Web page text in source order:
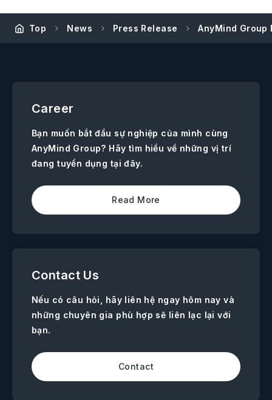
Top News Press Release AnyMind Group
Career
Bạn muốn bắt đầu sự nghiệp của mình cùng
AnyMind Group? Hãy tìm hiểu về những vị trí
đang tuyển dụng tại đây.
Read More
Contact Us
Nếu có câu hỏi, hãy liên hệ ngay hôm nay và
những chuyên gia phù hợp sẽ liên lạc lại với
bạn.
Contact